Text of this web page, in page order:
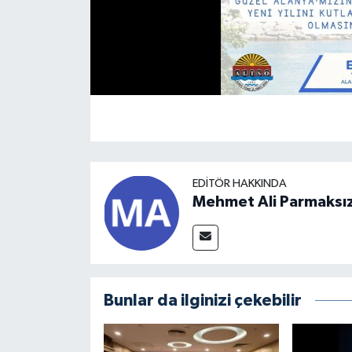
EDITÖR HAKKINDA
Mehmet Ali
Bunlar da ilginizi çekebilir